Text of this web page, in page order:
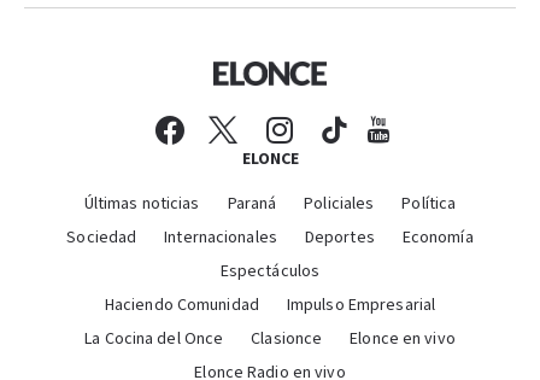
ELONCE
Últimas noticias Paraná Policiales
Política
Sociedad
Internacionales Deportes
Economía
Espectáculos
Haciendo Comunidad
Impulso Empresarial
La Cocina del Once
Clasionce
Elonce en vivo
Elonce Radio en vivo